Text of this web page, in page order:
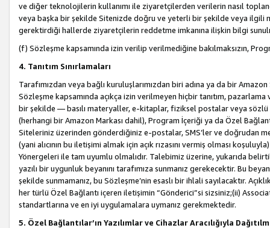
ve diğer teknolojilerin kullanımı ile ziyaretçilerden verilerin nasıl
veya başka bir şekilde Sitenizde doğru ve yeterli bir şekilde veya ilgili
gerektirdiği hallerde ziyaretçilerin reddetme imkanına ilişkin bilgi
(f) Sözleşme kapsamında izin verilip verilmediğine bakılmaksızın,
4. Tanıtım Sınırlamaları
Tarafımızdan veya bağlı kuruluşlarımızdan biri adına ya da bir
Sözleşme kapsamında açıkça izin verilmeyen hiçbir tanıtım,
bir şekilde — basılı materyaller, e-kitaplar, fiziksel postalar veya sözlü
(herhangi bir Amazon Markası dahil), Program İçeriği ya da Özel
Siteleriniz üzerinden gönderdiğiniz e-postalar, SMS’ler ve doğrudan
(yani alıcının bu iletişimi almak için açık rızasını vermiş olması
Yönergeleri ile tam uyumlu olmalıdır. Talebimiz üzerine, yukarıda
yazılı bir uygunluk beyanını tarafımıza sunmanız gerekecektir. Bu
şekilde sunmamanız, bu Sözleşme’nin esaslı bir ihlali sayılacaktır.
her türlü Özel Bağlantı içeren iletişimin “Gönderici”si sizsiniz;(ii)
standartlarına ve en iyi uygulamalara uymanız gerekmektedir.
5. Özel Bağlantılar’ın Yazılımlar ve Cihazlar Aracılığıyla